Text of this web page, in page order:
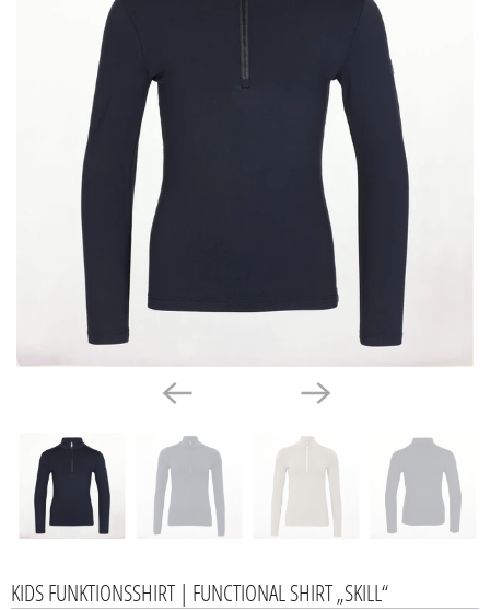
KIDS FUNKTIONSSHIRT | FUNCTIONAL SHIRT „SKILL“